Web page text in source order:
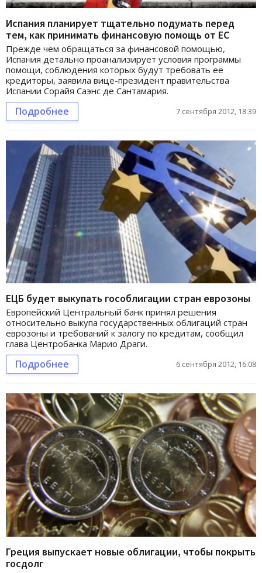
Испания планирует тщательно подумать перед
тем, как принимать финансовую помощь от ЕС
Прежде чем обращаться за финансовой помощью,
Испания детально проанализирует условия программы
помощи, соблюдения которых будут требовать ее
кредиторы, заявила вице-президент правительства
Испании Сорайя Саэнс де Сантамария.
Подробнее 7 сентября 2012, 18:39
ЕЦБ будет выкупать гособлигации стран еврозоны
Европейский Центральный банк принял решения
относительно выкупа государственных облигаций стран
еврозоны и требований к залогу по кредитам, сообщил
глава Центробанка Марио Драги.
Подробнее 6 сентября 2012, 16:08
Греция выпускает новые облигации, чтобы покрыть
госдолг